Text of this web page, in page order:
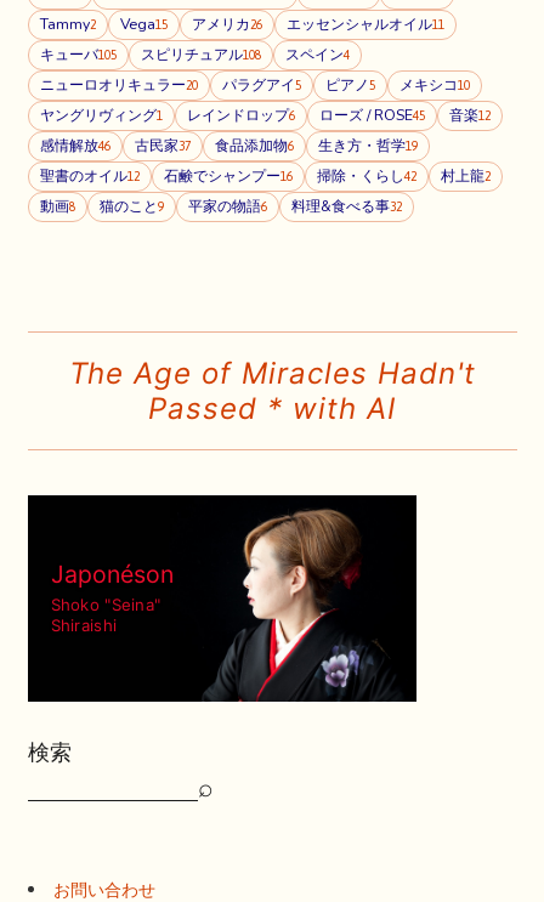
Tammy2 Vega15 アメリカ26 エッセンシャルオイル11
キューバ105 スピリチュアル108 スペイン4
ニューロオリキュラー20 パラグアイ5 ピアノ5 メキシコ10
ヤングリヴィング1 レインドロップ6 ローズ / ROSE45 音楽12
感情解放46 古民家37 食品添加物6 生き方・哲学19
聖書のオイル12 石鹸でシャンプー16 掃除・くらし42 村上龍2
動画8 猫のこと9 平家の物語6 料理&食べる事32
The Age of Miracles Hadn't
Passed * with AI
Japonéson
Shoko "Seina"
Shiraishi
検索
検
⌕
お問い合わせ